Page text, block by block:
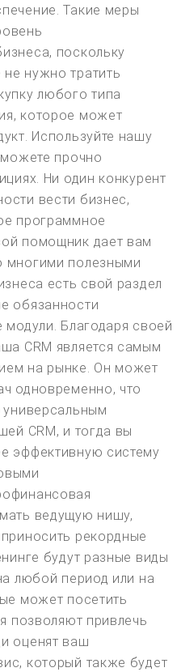
Такие меры
поскольку
нужно тратить
любого типа
которое может
Используйте нашу
прочно
Ни один конкурент
вести бизнес,
программное
помощник дает вам
многими полезными
есть свой раздел
обязанности
модули. Благодаря своей
CRM является самым
на рынке. Он может
одновременно, что
универсальным
CRM, и тогда вы
эффективную систему
ведущую нишу,
рекордные
будут разные виды
любой период или на
может посетить
позволяют привлечь
оценят ваш
который также будет